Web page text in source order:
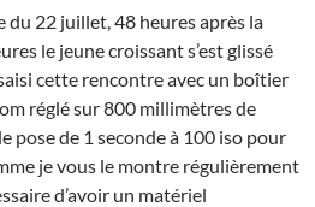
du 22 juillet, 48 heures après la
le jeune croissant s’est glissé
cette rencontre avec un boîtier
réglé sur 800 millimètres de
pose de 1 seconde à 100 iso pour
je vous le montre régulièrement
d’avoir un matériel